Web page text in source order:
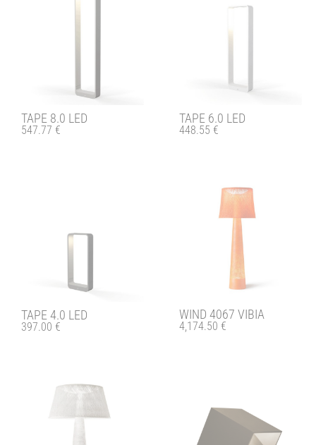
TAPE 8.0 LED
547.77 €
TAPE 6.0 LED
448.55 €
TAPE 4.0 LED
397.00 €
WIND 4067 VIBIA
4,174.50 €